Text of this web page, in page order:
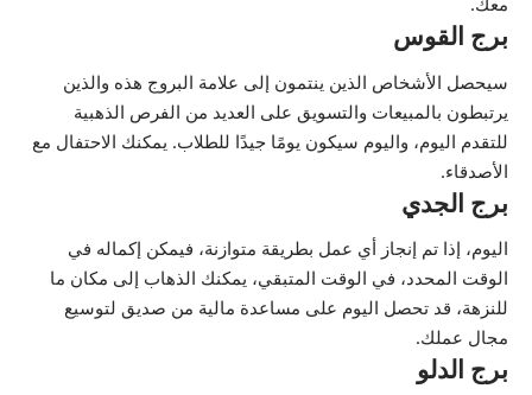
معك.
برج القوس
سيحصل الأشخاص الذين ينتمون إلى علامة البروج هذه والذين
يرتبطون بالمبيعات والتسويق على العديد من الفرص الذهبية
للتقدم اليوم، واليوم سيكون يومًا جيدًا للطلاب. يمكنك الاحتفال مع
الأصدقاء.
برج الجدي
اليوم، إذا تم إنجاز أي عمل بطريقة متوازنة، فيمكن إكماله في
الوقت المحدد، في الوقت المتبقي، يمكنك الذهاب إلى مكان ما
للنزهة، قد تحصل اليوم على مساعدة مالية من صديق لتوسيع
مجال عملك.
برج الدلو